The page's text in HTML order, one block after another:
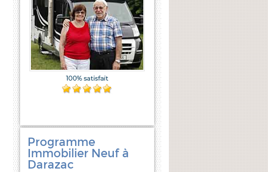
Programme
Immobilier Neuf à
Darazac